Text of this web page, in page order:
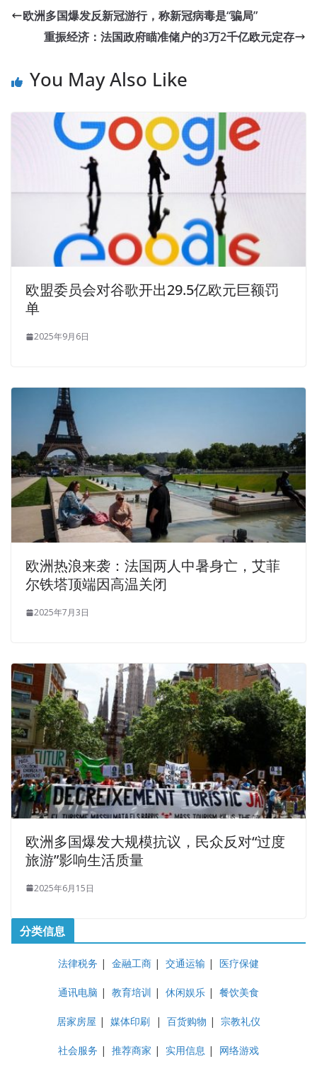
欧洲多国爆发反新冠游行，称新冠病毒是“骗局”
重振经济：法国政府瞄准储户的3万2千亿欧元定存
You May Also Like
欧盟委员会对谷歌开出29.5亿欧元巨额罚
单
2025年9月6日
欧洲热浪来袭：法国两人中暑身亡，艾菲
尔铁塔顶端因高温关闭
2025年7月3日
欧洲多国爆发大规模抗议，民众反对“过度
旅游”影响生活质量
2025年6月15日
分类信息
法律税务 | 金融工商 | 交通运输 | 医疗保健
通讯电脑 | 教育培训 | 休闲娱乐 | 餐饮美食
居家房屋 | 媒体印刷 | 百货购物 | 宗教礼仪
社会服务 | 推荐商家 | 实用信息 | 网络游戏